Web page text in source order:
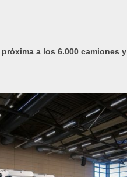
a los 6.000 camiones y